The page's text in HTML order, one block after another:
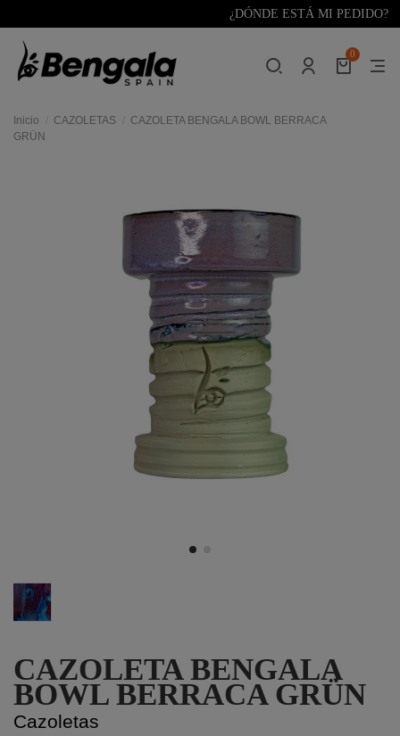
¿DÓNDE ESTÁ MI PEDIDO?
0
Inicio CAZOLETAS
CAZOLETA BENGALA BOWL BERRACA
GRÜN
CAZOLETA BENGALA
BOWL BERRACA GRÜN
Cazoletas
Drakarys